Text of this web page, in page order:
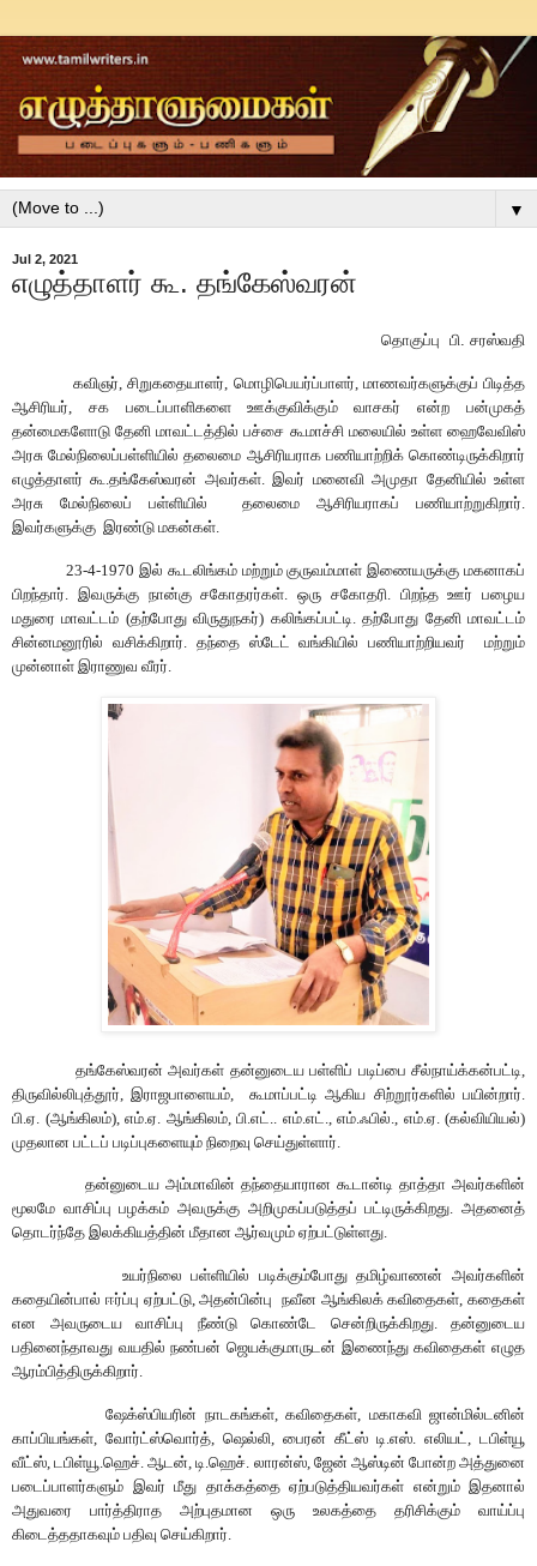
▼
Jul 2, 2021
எழுத்தாளர் கூ. தங்கேஸ்வரன்
தொகுப்பு பி. சரஸ்வதி
கவிஞர், சிறுகதையாளர், மொழிபெயர்ப்பாளர், மாணவர்களுக்குப் பிடித்த
ஆசிரியர், சக படைப்பாளிகளை ஊக்குவிக்கும் வாசகர்
என்ற
பன்முகத்
தன்மைகளோடு தேனி மாவட்டத்தில் பச்சை கூமாச்சி மலையில் உள்ள ஹைவேவிஸ்
அரசு மேல்நிலைப்பள்ளியில் தலைமை ஆசிரியராக பணியாற்றிக் கொண்டிருக்கிறார்
எழுத்தாளர் கூ.தங்கேஸ்வரன் அவர்கள்.இவர் மனைவி அமுதா தேனியில் உள்ள
அரசு
மேல்நிலைப் பள்ளியில் தலைமை ஆசிரியராகப் பணியாற்றுகிறார்.
இவர்களுக்கு இரண்டு மகன்கள்.
23-4-1970 இல் கூடலிங்கம் மற்றும் குருவம்மாள் இணையருக்கு மகனாகப்
பிறந்தார். இவருக்கு நான்கு சகோதரர்கள். ஒரு சகோதரி. பிறந்த ஊர் பழைய
மதுரை மாவட்டம் (தற்போது விருதுநகர்) கலிங்கப்பட்டி.தற்போது தேனி மாவட்டம்
சின்னமனூரில் வசிக்கிறார். தந்தை ஸ்டேட் வங்கியில் பணியாற்றியவர்
மற்றும்
முன்னாள் இராணுவ வீரர்.
தங்கேஸ்வரன் அவர்கள் தன்னுடைய பள்ளிப் படிப்பை சீல்நாய்க்கன்பட்டி
திருவில்லிபுத்தூர் ,இராஜபாளையம் கூமாப்பட்டி ஆகிய சிற்றூர்களில் பயின்றார்
பி ஏ . (ஆங்கிலம்), எம் ஏ ஆங்கிலம், பி எட் எம். எட் எம் ஃபில் எம். ஏ . (கல்வியியல்)
முதலான பட்டப் படிப்புகளையும் நிறைவு செய்துள்ளார்
தன்னுடைய அம்மாவின் தந்தையாரான கூடான்டி தாத்தா அவர்களின்
மூலமே வாசிப்பு பழக்கம் அவருக்கு அறிமுகப்படுத்தப் பட்டிருக்கிறது.அதனைத்
தொடர்ந்தே இலக்கியத்தின் மீதான ஆர்வமும் ஏற்பட்டுள்ளது.
உயர்நிலை பள்ளியில் படிக்கும்போது தமிழ்வாணன் அவர்களின்
கதையின்பால் ஈர்ப்பு ஏற்பட்டு,அதன்பின்பு நவீன ஆங்கிலக் கவிதைகள், கதைகள்
என
அவருடைய வாசிப்பு நீண்டு கொண்டே சென்றிருக்கிறது. தன்னுடைய
பதினைந்தாவது வயதில் நண்பன் ஜெயக்குமாருடன் இணைந்து கவிதைகள் எழுத
ஆரம்பித்திருக்கிறார்.
ஷேக்ஸ்பியரின் நாடகங்கள், கவிதைகள், மகாகவி ஜான்மில்டனின்
காப்பியங்கள், வோர்ட்ஸ்வொர்த், ஷெல்லி, பைரன் கீட்ஸ் டி.எஸ். எலியட், டபிள்யூ
வீட்ஸ்,டபிள்யூ.ஹெச்.ஆடன்,டி.ஹெச். லாரன்ஸ், ஜேன் ஆஸ்டின் போன்ற அத்துனை
படைப்பாளர்களும் இவர் மீது தாக்கத்தை ஏற்படுத்தியவர்கள் என்றும் இதனால்
அதுவரை
பார்த்திராத அற்புதமான ஒரு உலகத்தை தரிசிக்கும்
வாய்ப்பு
கிடைத்ததாகவும் பதிவு செய்கிறார்.